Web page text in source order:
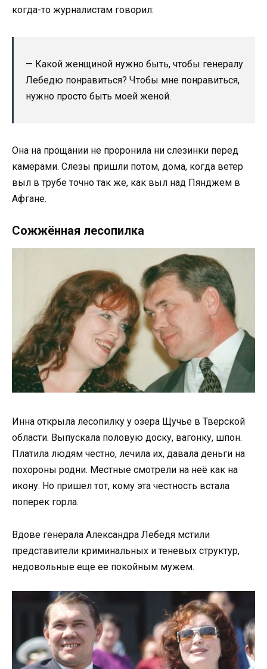
когда-то журналистам говорил:
— Какой женщиной нужно быть, чтобы генералу
Лебедю понравиться? Чтобы мне понравиться,
нужно просто быть моей женой.
Она на прощании не проронила ни слезинки перед
камерами. Слезы пришли потом, дома, когда ветер
выл в трубе точно так же, как выл над Пянджем в
Афгане.
Сожжённая лесопилка
Инна открыла лесопилку у озера Щучье в Тверской
области. Выпускала половую доску, вагонку, шпон.
Платила людям честно, лечила их, давала деньги на
похороны родни. Местные смотрели на неё как на
икону. Но пришел тот, кому эта честность встала
поперек горла.
Вдове генерала Александра Лебедя мстили
представители криминальных и теневых структур,
недовольные еще ее покойным мужем.